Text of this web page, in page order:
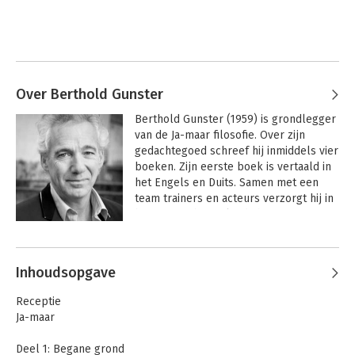
Over Berthold Gunster
Berthold Gunster (1959) is grondlegger
van de Ja-maar filosofie. Over zijn
gedachtegoed schreef hij inmiddels vier
boeken. Zijn eerste boek is vertaald in
het Engels en Duits. Samen met een
team trainers en acteurs verzorgt hij in
hebben meer dan 400.000 mensen
Andere boeken door Berthold
Gunster
Inhoudsopgave
Receptie
Ja-maar
Deel 1: Begane grond